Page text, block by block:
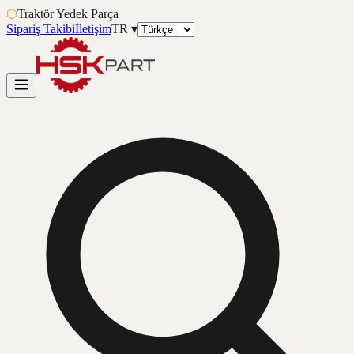
⬡Traktör Yedek Parça
Sipariş TakibiİletişimTR ▾